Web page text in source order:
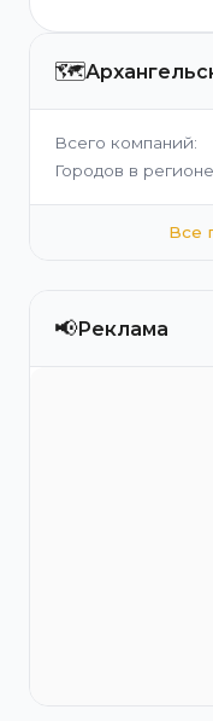
🗺️
Всего компаний:
Городов в
Все
📢Реклама